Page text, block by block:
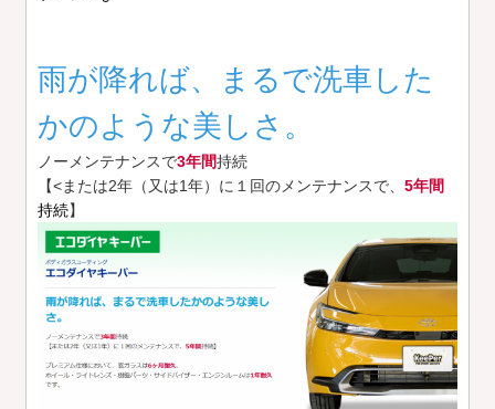
雨が降れば、まるで洗車した
かのような美しさ。
ノーメンテナンスで3年間持続
【<または2年（又は1年）に１回のメンテナンスで、5年間
持続】